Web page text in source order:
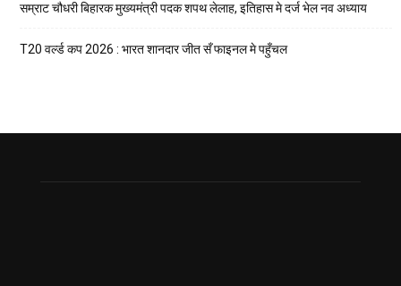
सम्राट चौधरी बिहारक मुख्यमंत्री पदक शपथ लेलाह, इतिहास मे दर्ज भेल नव अध्याय
T20 वर्ल्ड कप 2026 : भारत शानदार जीत सँ फाइनल मे पहुँचल